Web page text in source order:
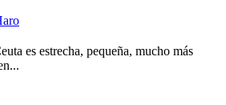
es estrecha, pequeña, mucho más